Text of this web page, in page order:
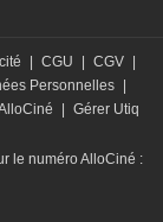
CGU CGV
Personnelles
Gérer Utiq
le numéro AlloCiné :